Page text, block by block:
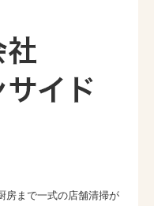
房まで一式の店舗清掃が